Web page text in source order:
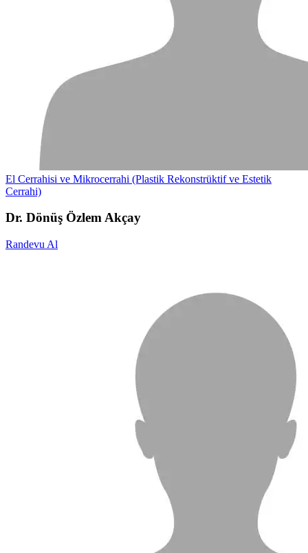
El Cerrahisi ve Mikrocerrahi (Plastik Rekonstrüktif ve Estetik
Cerrahi)
Dr. Dönüş Özlem Akçay
Randevu Al